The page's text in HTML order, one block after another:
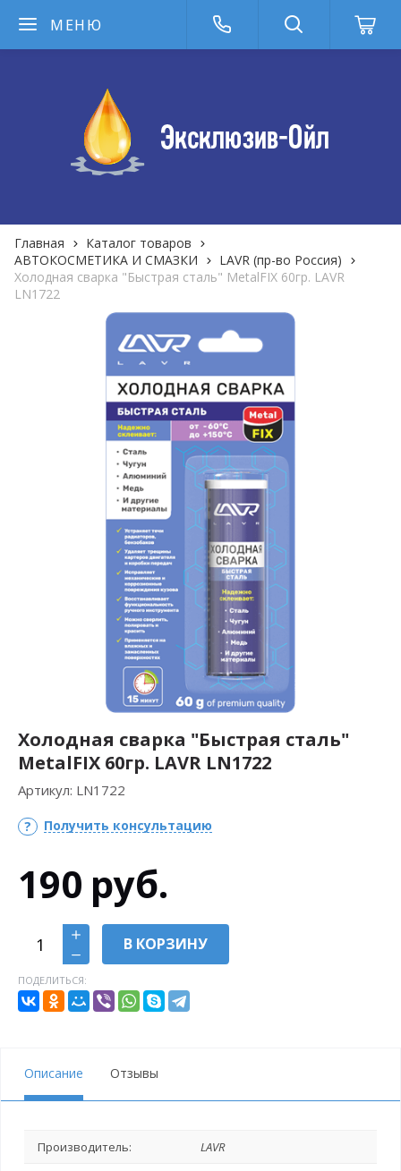
МЕНЮ
Главная
Каталог товаров
АВТОКОСМЕТИКА И СМАЗКИ
LAVR (пр-во Россия)
Холодная сварка "Быстрая сталь" MetalFIX 60гр. LAVR
LN1722
Холодная сварка "Быстрая сталь"
MetalFIX 60гр. LAVR LN1722
Артикул: LN1722
Получить консультацию
190 руб.
В КОРЗИНУ
ПОДЕЛИТЬСЯ:
Описание Отзывы
Производитель: LAVR